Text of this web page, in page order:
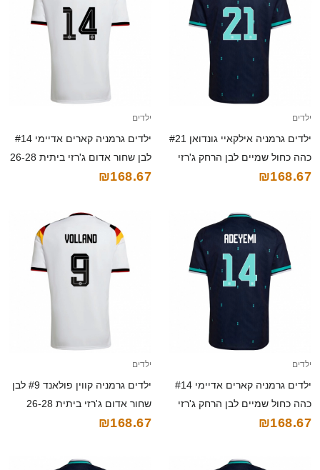
ילדים
ילדים גרמניה אילקאיי גונדואן #21
כהה כחול שמיים לבן הרחק ג'רזי
26-28 חולצה קצרה
₪168.67
ילדים
ילדים גרמניה קארים אדיימי #14
לבן שחור אדום ג'רזי ביתית 26-28
חולצה קצרה
₪168.67
ילדים
ילדים גרמניה קארים אדיימי #14
כהה כחול שמיים לבן הרחק ג'רזי
26-28 חולצה קצרה
₪168.67
ילדים
ילדים גרמניה קווין פולאנד #9 לבן
שחור אדום ג'רזי ביתית 26-28
חולצה קצרה
₪168.67